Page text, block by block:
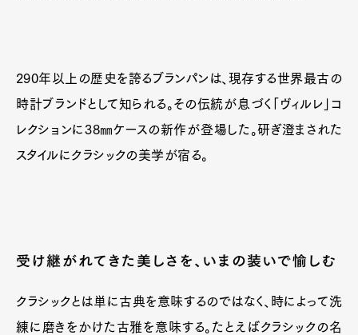
290年以上の歴史を誇るブランパンは、現存する世界最古の
時計ブランドとして知られる。その伝統が息づく「ヴィルレ」コ
レクションに38㎜ケースの新作が登場した。研ぎ澄まされた
スタイルにクラシックの美学が宿る。
受け継がれてきた美しさを、いまの装いで愉しむ
クラシックとは単に古典を意味するのではなく、時によって洗
練に磨きをかけた古雅を意味する。たとえばクラシックの名